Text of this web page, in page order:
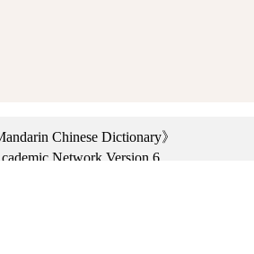
Chinese Dictionary》
Network Version 6